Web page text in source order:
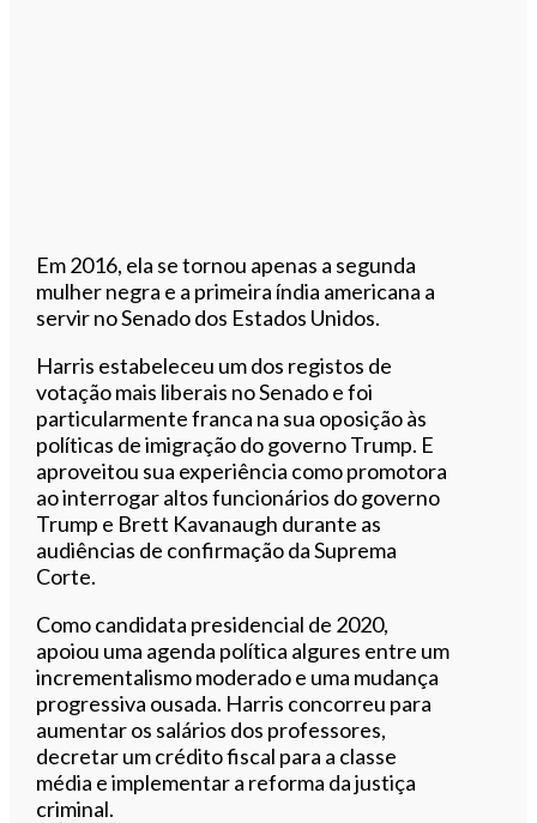
Em 2016, ela se tornou apenas a segunda
mulher negra e a primeira índia americana a
servir no Senado dos Estados Unidos.
Harris estabeleceu um dos registos de
votação mais liberais no Senado e foi
particularmente franca na sua oposição às
políticas de imigração do governo Trump. E
aproveitou sua experiência como promotora
ao interrogar altos funcionários do governo
Trump e Brett Kavanaugh durante as
audiências de confirmação da Suprema
Corte.
Como candidata presidencial de 2020,
apoiou uma agenda política algures entre um
incrementalismo moderado e uma mudança
progressiva ousada. Harris concorreu para
aumentar os salários dos professores,
decretar um crédito fiscal para a classe
média e implementar a reforma da justiça
criminal.